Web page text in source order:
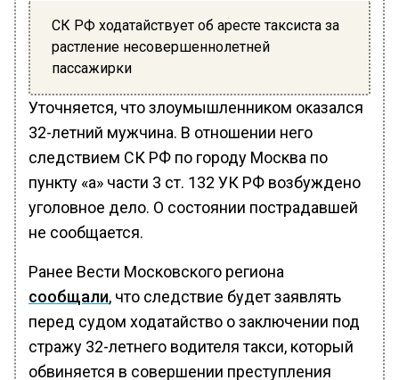
СК РФ ходатайствует об аресте таксиста за
растление несовершеннолетней
пассажирки
Уточняется, что злоумышленником оказался
32-летний мужчина. В отношении него
следствием СК РФ по городу Москва по
пункту «а» части 3 ст. 132 УК РФ возбуждено
уголовное дело. О состоянии пострадавшей
не сообщается.
Ранее Вести Московского региона
сообщали, что следствие будет заявлять
перед судом ходатайство о заключении под
стражу 32-летнего водителя такси, который
обвиняется в совершении преступления